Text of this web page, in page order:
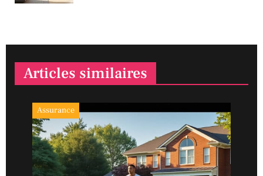
Articles similaires
Assurance